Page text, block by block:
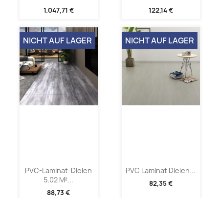
1.047,71 € 122,14 €
PVC-Laminat-Dielen
5,02 M²...
88,73 €
NICHT AUF LAGER
PVC Laminat Dielen...
82,35 €
NICHT AUF LAGER